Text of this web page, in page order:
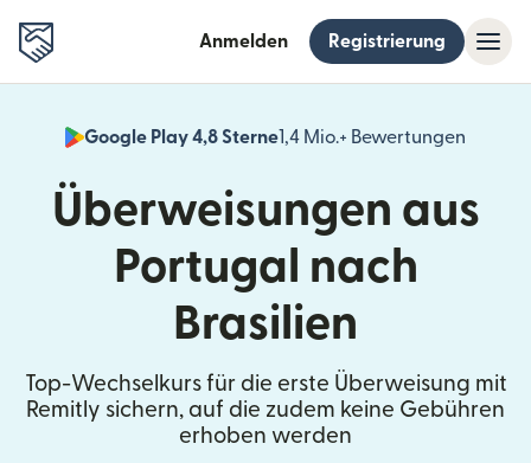
Anmelden Registrierung
Google Play 4,8 Sterne1,4 Mio.+ Bewertungen
Überweisungen aus
Portugal nach
Brasilien
Top-Wechselkurs für die erste Überweisung mit
Remitly sichern, auf die zudem keine Gebühren
erhoben werden